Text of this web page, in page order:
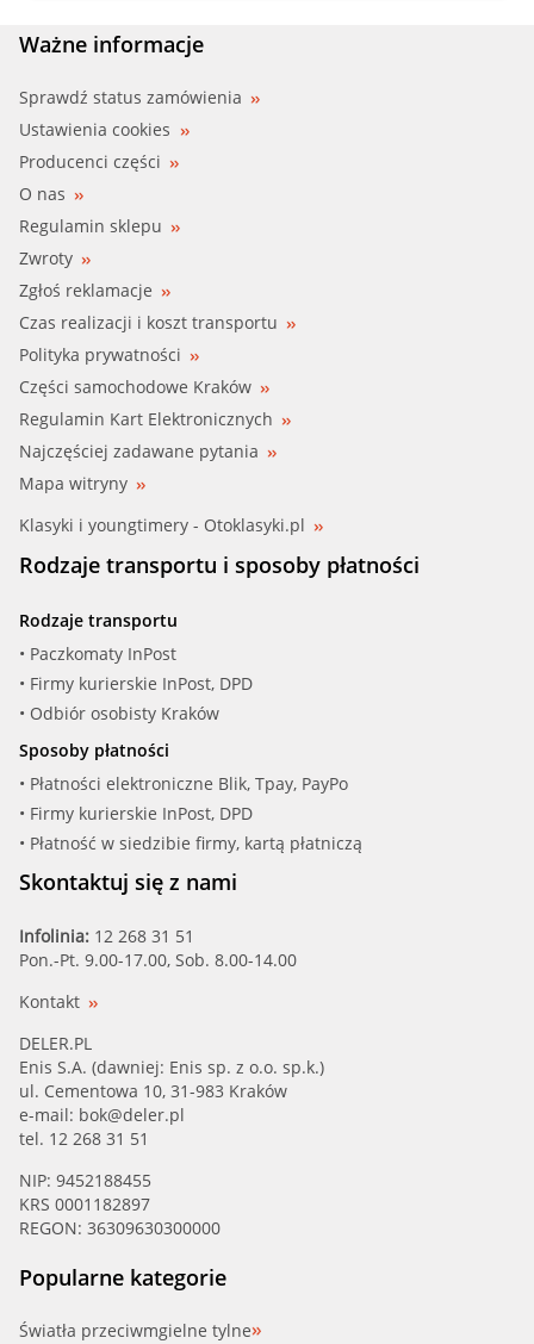
Ważne informacje
Sprawdź status zamówienia
Ustawienia cookies
Producenci części
O nas
Regulamin sklepu
Zwroty
Zgłoś reklamacje
Czas realizacji i koszt transportu
Polityka prywatności
Części samochodowe Kraków
Regulamin Kart Elektronicznych
Najczęściej zadawane pytania
Mapa witryny
Klasyki i youngtimery - Otoklasyki.pl
Rodzaje transportu i sposoby płatności
Rodzaje transportu
• Paczkomaty InPost
• Firmy kurierskie InPost, DPD
• Odbiór osobisty Kraków
Sposoby płatności
• Płatności elektroniczne Blik, Tpay, PayPo
• Firmy kurierskie InPost, DPD
• Płatność w siedzibie firmy, kartą płatniczą
Skontaktuj się z nami
Infolinia: 12 268 31 51
Pon.-Pt. 9.00-17.00, Sob. 8.00-14.00
Kontakt
DELER.PL
Enis S.A. (dawniej: Enis sp. z o.o. sp.k.)
ul. Cementowa 10, 31-983 Kraków
e-mail: bok@deler.pl
tel. 12 268 31 51
NIP: 9452188455
KRS 0001182897
REGON: 36309630300000
Popularne kategorie
Światła przeciwmgielne tylne